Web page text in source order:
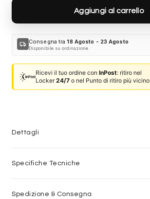
Aggiungi al carrello
local_shipping Consegna tra18 Agosto - 23 Agosto
Disponibile su ordinazione
Ricevi il tuo ordine conInPost: ritiro nel
Locker24/7 o nel Punto di ritiro più vicino
Dettagli
Specifiche Tecniche
Spedizione & Consegna